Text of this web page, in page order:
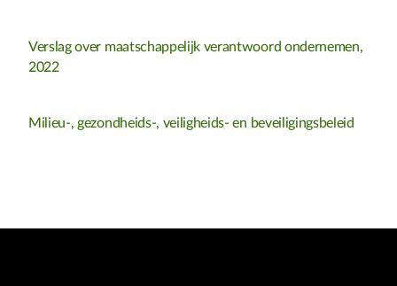
Verslag over maatschappelijk verantwoord ondernemen,
2022
Milieu-, gezondheids-, veiligheids- en beveiligingsbeleid